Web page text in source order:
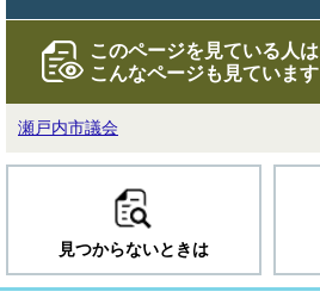
このページを見ている人は
こんなページも見ています
瀬戸内市議会
見つからないときは